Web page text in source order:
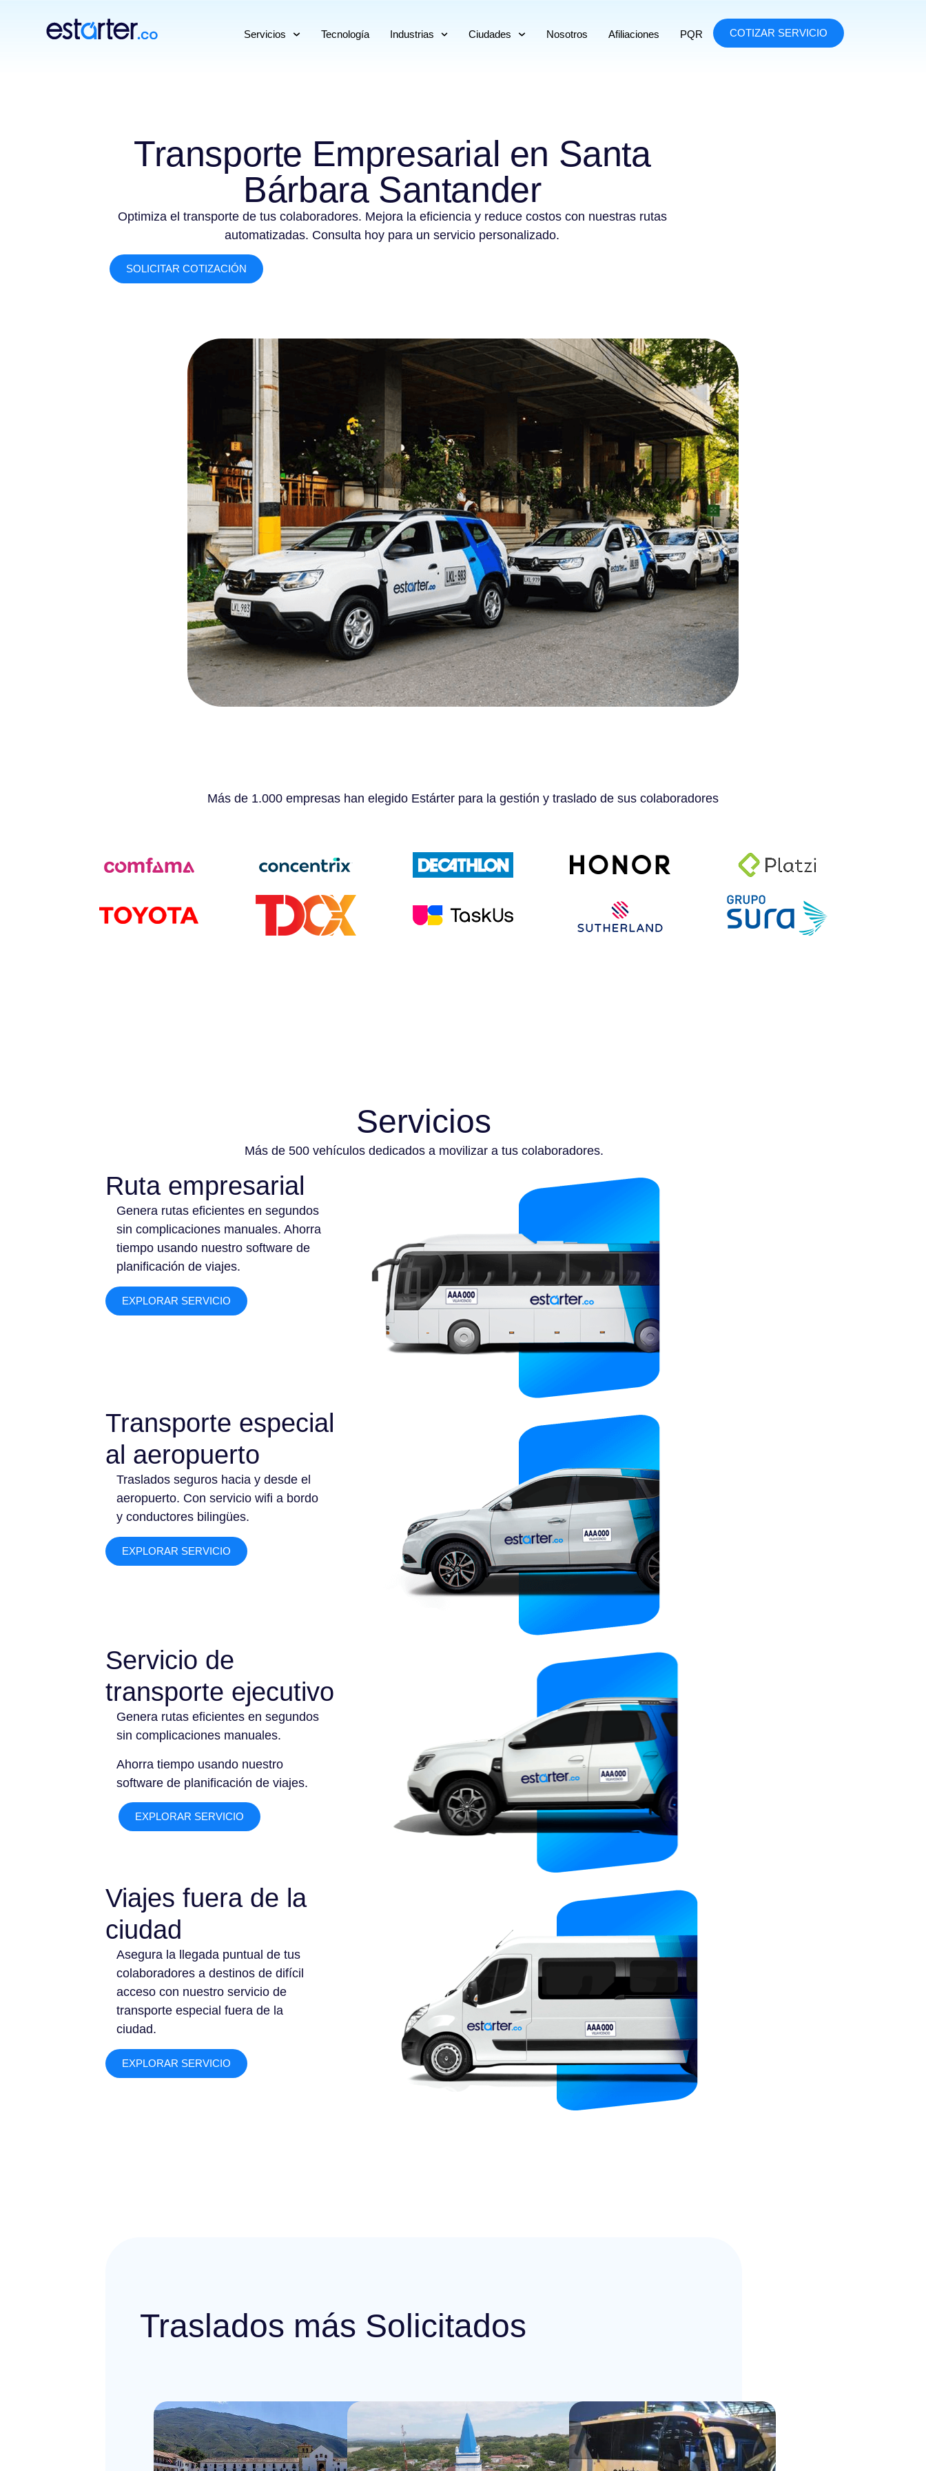
Servicios Tecnología Industrias Ciudades Nosotros Afiliaciones PQR COTIZAR SERVICIO
Transporte Empresarial en Santa
Bárbara Santander
Optimiza el transporte de tus colaboradores. Mejora la eficiencia y reduce costos con nuestras rutas
automatizadas. Consulta hoy para un servicio personalizado.
SOLICITAR COTIZACIÓN
Más de 1.000 empresas han elegido Estárter para la gestión y traslado de sus colaboradores
Servicios
Más de 500 vehículos dedicados a movilizar a tus colaboradores.
Ruta empresarial
Genera rutas eficientes en segundos
sin complicaciones manuales. Ahorra
tiempo usando nuestro software de
planificación de viajes.
EXPLORAR SERVICIO
Transporte especial
al aeropuerto
Traslados seguros hacia y desde el
aeropuerto. Con servicio wifi a bordo
y conductores bilingües.
EXPLORAR SERVICIO
Servicio de
transporte ejecutivo
Genera rutas eficientes en segundos
sin complicaciones manuales.
Ahorra tiempo usando nuestro
software de planificación de viajes.
EXPLORAR SERVICIO
Viajes fuera de la
ciudad
Asegura la llegada puntual de tus
colaboradores a destinos de difícil
acceso con nuestro servicio de
transporte especial fuera de la
ciudad.
EXPLORAR SERVICIO
Traslados más Solicitados